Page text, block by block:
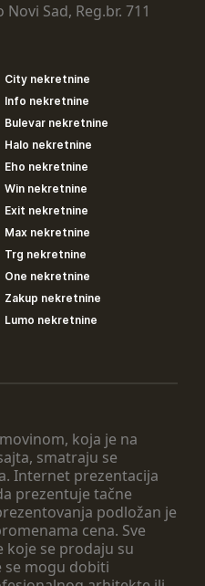
koja je na
smatraju se
Internet prezentacija
prezentuje tačne
podložan je
cena. Sve
koje se prodaju su
se mogu dobiti
Sad, Reg.br. 711
City nekretnine
Info nekretnine
Bulevar nekretnine
Halo nekretnine
Eho nekretnine
Win nekretnine
Exit nekretnine
Max nekretnine
Trg nekretnine
One nekretnine
Zakup nekretnine
Lumo nekretnine